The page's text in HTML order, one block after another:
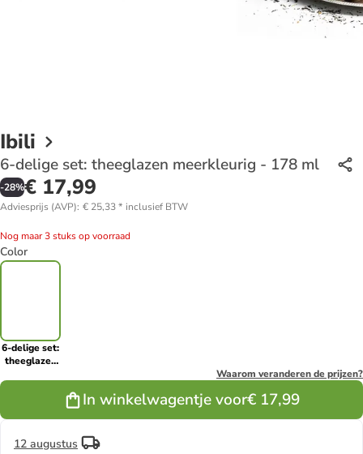
Ibili
6-delige set: theeglazen meerkleurig - 178 ml
-28%€ 17,99
Adviesprijs (AVP): € 25,33* inclusief BTW
Nog maar 3 stuks op voorraad
Color
6-delige set:
theeglazen
Waarom veranderen de prijzen?
In winkelwagentje voor€ 17,99
12 augustus